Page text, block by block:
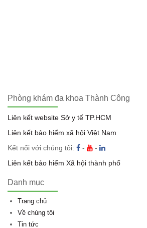
Phòng khám đa khoa Thành Công
Liên kết website Sở y tế TP.HCM
Liên kết bảo hiểm xã hội Việt Nam
Kết nối với chúng tôi:
-
-
Liên kết bảo hiểm Xã hội thành phố
Danh mục
Trang chủ
Về chúng tôi
Tin tức